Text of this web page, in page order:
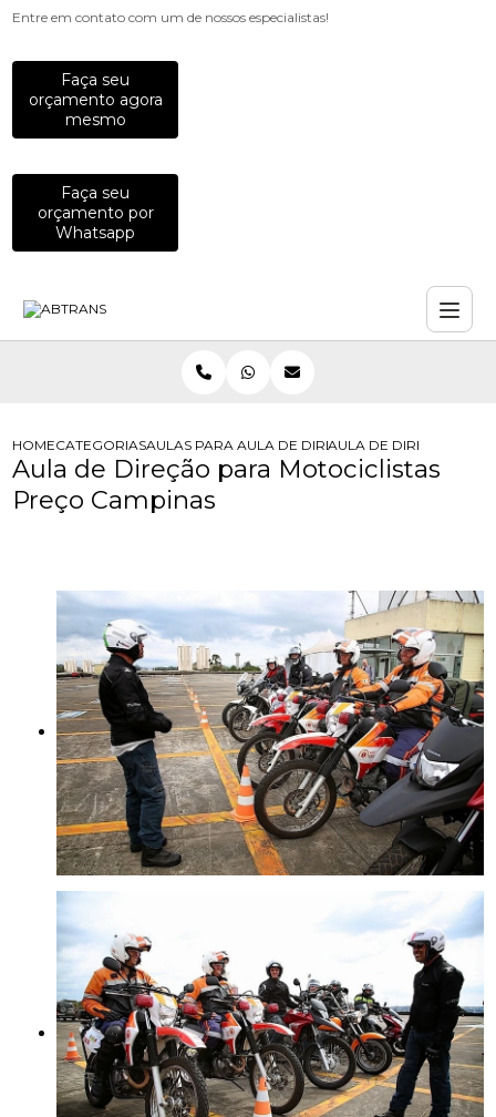
Entre em contato com um de nossos especialistas!
Faça seu
orçamento agora
mesmo
Faça seu
orçamento por
Whatsapp
HOMECATEGORIASAULAS PARA MOTOCICLISTAS
AULA DE DIRECAO DEFENSIVA PARA
AULA DE DIRECAO
Aula de Direção para Motociclistas
Preço Campinas